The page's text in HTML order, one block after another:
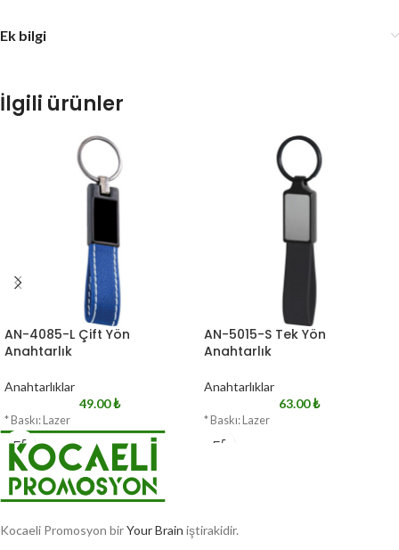
Ek bilgi
İlgili ürünler
AN-4085-L Çift Yön
Anahtarlık
Anahtarlıklar
49.00₺
* Baskı: Lazer
AN-5015-S Tek Yön
Anahtarlık
Anahtarlıklar
63.00₺
* Baskı: Lazer
Kocaeli Promosyon birYour Brain iştirakidir.